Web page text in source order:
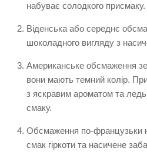
набуває солодкого присмаку.
Віденська або середнє
шоколадного вигляду з
Американське обсмаження
вони мають темний колір.
з яскравим ароматом та ледь
смаку.
Обсмаження по-французьки
смак гіркоти та насичене